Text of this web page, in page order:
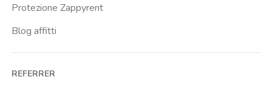
Centrale Fs
Centro Traumatologico Ortopedico
Protezione Zappyrent
Blog affitti
REFERRER